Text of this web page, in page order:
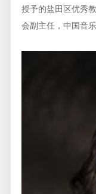
授予的盐田区优秀
会副主任，中国音